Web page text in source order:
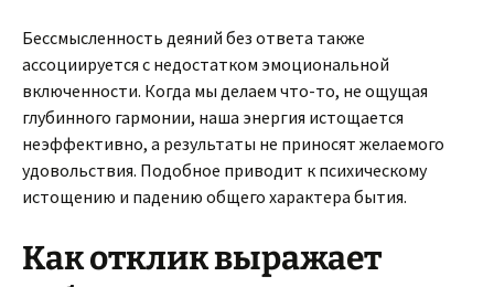
Бессмысленность деяний без ответа также
ассоциируется с недостатком эмоциональной
включенности. Когда мы делаем что-то, не ощущая
глубинного гармонии, наша энергия истощается
неэффективно, а результаты не приносят желаемого
удовольствия. Подобное приводит к психическому
истощению и падению общего характера бытия.
Как отклик выражает